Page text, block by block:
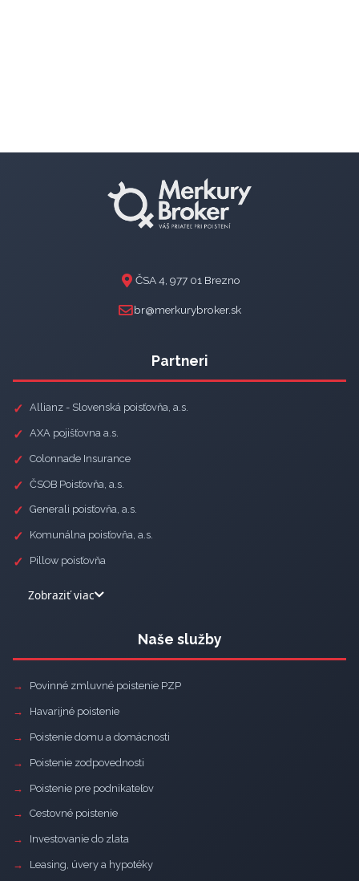
ČSA 4, 977 01 Brezno
br@merkurybroker.sk
Partneri
Allianz - Slovenská poisťovňa, a.s.
AXA pojišťovna a.s.
Colonnade Insurance
ČSOB Poisťovňa, a.s.
Generali poisťovňa, a.s.
Komunálna poisťovňa, a.s.
Pillow poisťovňa
Zobraziť viac
Naše služby
Povinné zmluvné poistenie PZP
Havarijné poistenie
Poistenie domu a domácnosti
Poistenie zodpovednosti
Poistenie pre podnikateľov
Cestovné poistenie
Investovanie do zlata
Leasing, úvery a hypotéky